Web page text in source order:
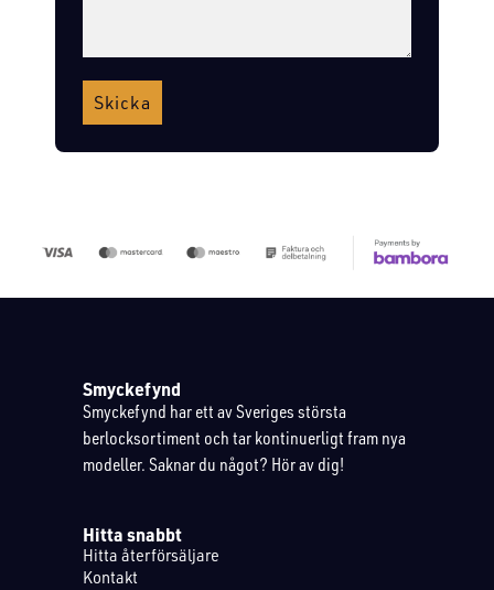
Skicka
Smyckefynd
Smyckefynd har ett av Sveriges största
berlocksortiment och tar kontinuerligt fram nya
modeller. Saknar du något? Hör av dig!
Hitta snabbt
Hitta återförsäljare
Kontakt